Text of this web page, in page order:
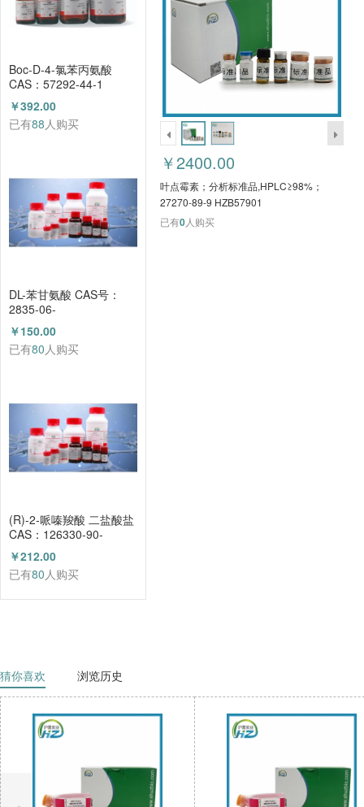
Boc-D-4-氯苯丙氨酸
CAS：57292-44-1
（HZ52015591）
￥392.00
已有88人购买
DL-苯甘氨酸 CAS号：
2835-06-
5（HZ52000788）
￥150.00
已有80人购买
(R)-2-哌嗪羧酸 二盐酸盐
CAS：126330-90-
3（HZ52003684）
￥212.00
已有80人购买
￥2400.00
叶点霉素；分析标准品,HPLC≥98%；
27270-89-9 HZB57901
已有0人购买
猜你喜欢 浏览历史